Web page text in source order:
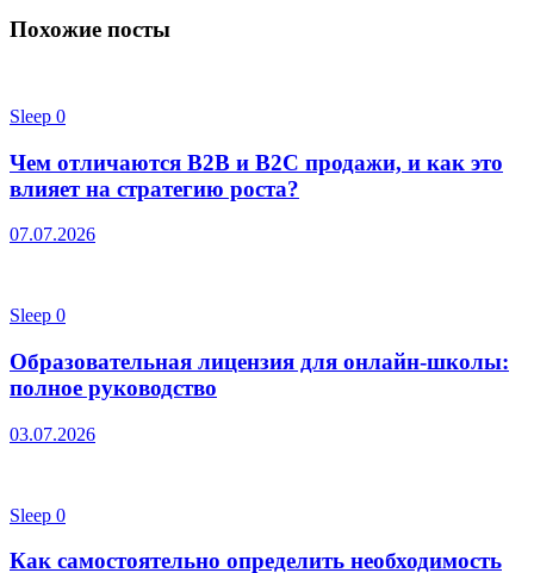
Похожие посты
Sleep 0
Чем отличаются B2B и B2C продажи, и как это
влияет на стратегию роста?
07.07.2026
Sleep 0
Образовательная лицензия для онлайн-школы:
полное руководство
03.07.2026
Sleep 0
Как самостоятельно определить необходимость